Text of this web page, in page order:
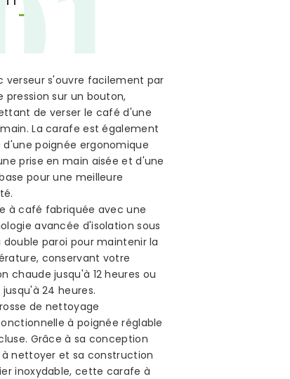
verseur s'ouvre facilement par
pression sur un bouton,
de verser le café d'une
La carafe est également
d'une poignée ergonomique
prise en main aisée et d'une
pour une meilleure
à café fabriquée avec une
avancée d'isolation sous
double paroi pour maintenir la
conservant votre
chaude jusqu'à 12 heures ou
24 heures.
de nettoyage
à poignée réglable
Grâce à sa conception
nettoyer et sa construction
inoxydable, cette carafe à